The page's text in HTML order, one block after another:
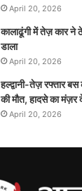
April 20, 2026
कालाढूंगी में तेज़ कार ने
डाला
April 20, 2026
हल्द्वानी-तेज़ रफ्तार
की मौत, हादसे का
April 20, 2026